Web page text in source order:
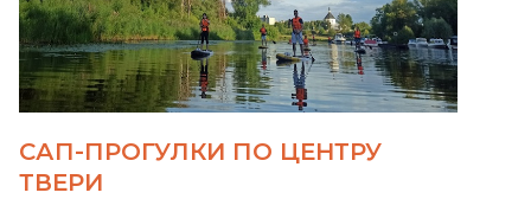
САП-ПРОГУЛКИ ПО ЦЕНТРУ
ТВЕРИ